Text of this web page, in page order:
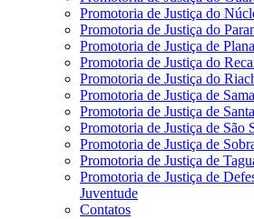
Promotoria de Justiça do
Promotoria de Justiça do
Promotoria de Justiça de
Promotoria de Justiça do
Promotoria de Justiça do
Promotoria de Justiça de
Promotoria de Justiça de
Promotoria de Justiça de São
Promotoria de Justiça de
Promotoria de Justiça de
Promotoria de Justiça de
Juventude
Contatos